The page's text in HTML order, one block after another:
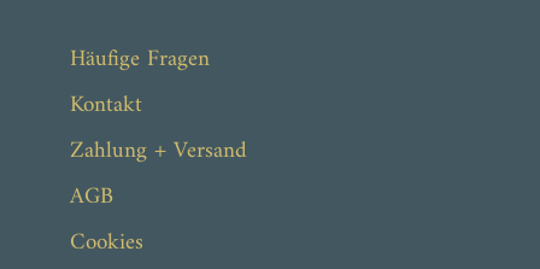
Häufige Fragen
Kontakt
Zahlung + Versand
AGB
Cookies